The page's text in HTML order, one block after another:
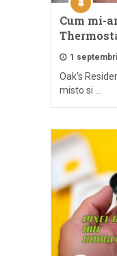
Cum mi-
1
Oak’s
misto si …